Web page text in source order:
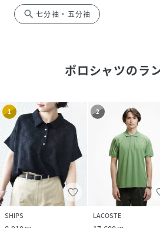
search 七分袖・五分袖
ポロシャツのラ
1
SHIPS
2
LACOSTE